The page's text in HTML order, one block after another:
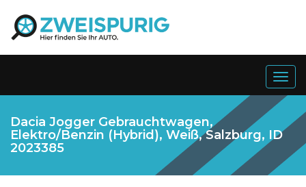
Dacia Jogger Gebrauchtwagen,
Elektro/Benzin (Hybrid), Weiß, Salzburg, ID
2023385